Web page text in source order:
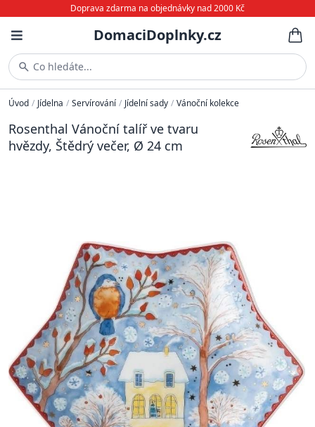
Doprava zdarma na objednávky nad 2000 Kč
DomaciDoplnky.cz
Co hledáte...
Úvod / Jídelna / Servírování / Jídelní sady / Vánoční kolekce
Rosenthal Vánoční talíř ve tvaru
hvězdy, Štědrý večer, Ø 24 cm